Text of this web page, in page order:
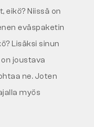
eikö? Niissä on
eväspaketin
Lisäksi sinun
joustava
ne. Joten
myös